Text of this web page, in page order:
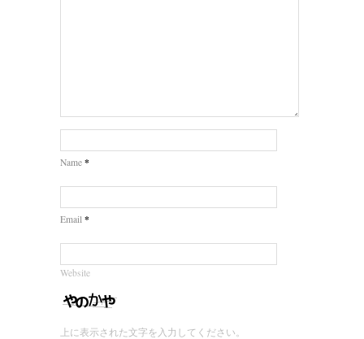
Name *
Email *
Website
上に表示された文字を入力してください。